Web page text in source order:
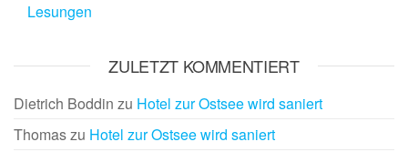
Lesungen
ZULETZT KOMMENTIERT
Dietrich Boddin zu Hotel zur Ostsee wird saniert
Thomaszu Hotel zur Ostsee wird saniert